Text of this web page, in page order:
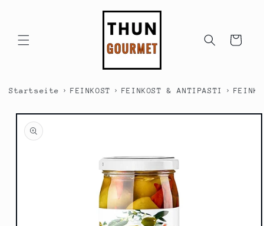
Warenkorb
Startseite › FEINKOST › FEINKOST & ANTIPASTI ›